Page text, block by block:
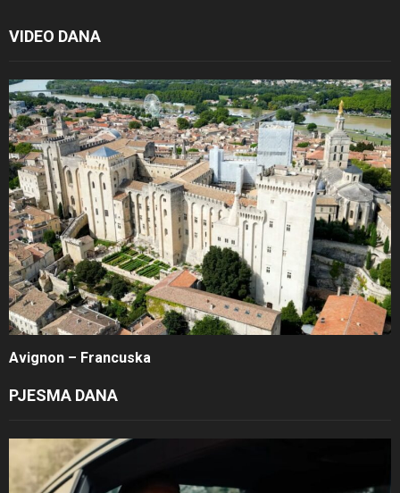
VIDEO DANA
Avignon – Francuska
PJESMA DANA